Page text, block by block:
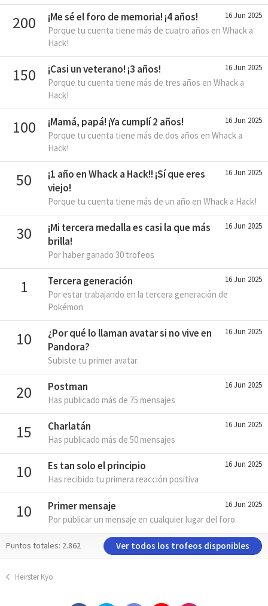
200 16 Jun 2025
¡Me sé el foro de memoria! ¡4 años!
Porque tu cuenta tiene más de cuatro años en Whack a
Hack!
150 16 Jun 2025
¡Casi un veterano! ¡3 años!
Porque tu cuenta tiene más de tres años en Whack a
Hack!
100 16 Jun 2025
¡Mamá, papá! ¡Ya cumplí 2 años!
Porque tu cuenta tiene más de dos años en Whack a
Hack!
50 16 Jun 2025
¡1 año en Whack a Hack!! ¡Sí que eres
viejo!
Porque tu cuenta tiene más de un año en Whack a Hack!
30 16 Jun 2025
¡Mi tercera medalla es casi la que más
brilla!
Por haber ganado 30 trofeos
1 16 Jun 2025
Tercera generación
Por estar trabajando en la tercera generación de
Pokémon
10 16 Jun 2025
¿Por qué lo llaman avatar si no vive en
Pandora?
Subiste tu primer avatar.
20 16 Jun 2025
Postman
Has publicado más de 75 mensajes
15 16 Jun 2025
Charlatán
Has publicado más de 50 mensajes
10 16 Jun 2025
Es tan solo el principio
Has recibido tu primera reacción positiva
10 16 Jun 2025
Primer mensaje
Por publicar un mensaje en cualquier lugar del foro.
Puntos totales: 2.862 Ver todos los trofeos disponibles
Heirster Kyo